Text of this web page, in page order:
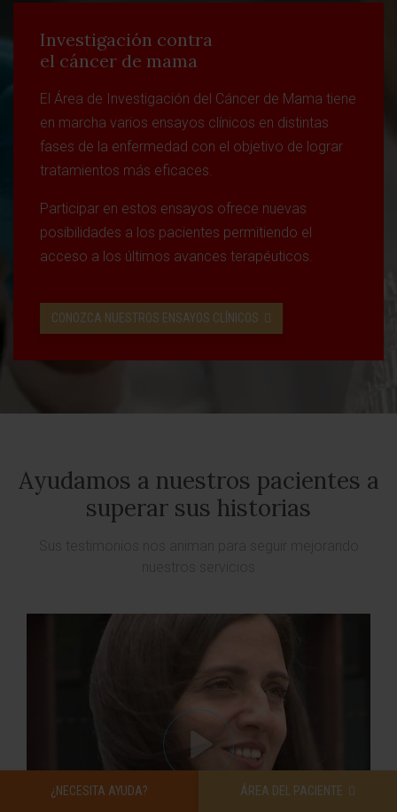
Investigación contra
el cáncer de mama
El Área de Investigación del Cáncer de Mama tiene
en marcha varios ensayos clínicos en distintas
fases de la enfermedad con el objetivo de lograr
tratamientos más eficaces.
Participar en estos ensayos ofrece nuevas
posibilidades a los pacientes permitiendo el
acceso a los últimos avances terapéuticos.
CONOZCA NUESTROS ENSAYOS CLÍNICOS
Ayudamos a nuestros pacientes a
superar sus historias
VER TESTIMONIO
¿NECESITA AYUDA? ÁREA DEL PACIENTE